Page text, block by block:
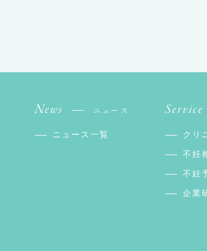
News ニュース
ニュース一覧
Service
クリ
不妊
不妊
企業